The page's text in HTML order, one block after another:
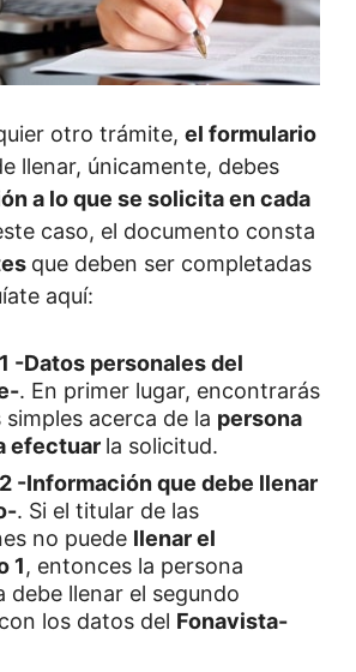
otro trámite, el formulario
llenar, únicamente, debes
a lo que se solicita en cada
caso, el documento consta
que deben ser completadas
aquí:
-Datos personales del
. En primer lugar, encontrarás
acerca de la persona
efectuar la solicitud.
-Información que debe llenar
. Si el titular de las
no puede llenar el
1, entonces la persona
debe llenar el segundo
los datos del Fonavista-